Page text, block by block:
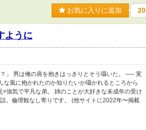
お気に入りに追加 20
ように
」 男は俺の肩を抱きはっきりとそう囁いた。 ── 実
風に抱かれたのか知りたいか囁かれるところから
強気で平凡な弟。 姉のことが大好きな未成年の受け
。倫理観なし寄りです。 (他サイトに2022年〜掲載